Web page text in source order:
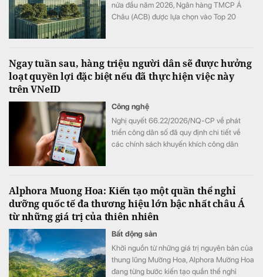
hàng đầu Hàn Quốc đã định hình thành
công.
nửa đầu năm 2026, Ngân hàng TMCP Á
Châu (ACB) được lựa chọn vào Top 20
nhận những bước tiến của ACB trong việc
xây dựng nền tảng tăng trưởng dài hạn, từ
tin.
Ngay tuần sau, hàng triệu người dân sẽ được hưởng
loạt quyền lợi đặc biệt nếu đã thực hiện việc này
trên VNeID
Công nghệ
Nghị quyết 66.22/2026/NQ-CP về phát
triển công dân số đã quy định chi tiết về
các chính sách khuyến khích công dân
Alphora Muong Hoa: Kiến tạo một quần thể nghỉ
dưỡng quốc tế đa thương hiệu lớn bậc nhất châu Á
từ những giá trị của thiên nhiên
Bất động sản
Khởi nguồn từ những giá trị nguyên bản của
thung lũng Mường Hoa, Alphora Mường Hoa
đang từng bước kiến tạo quần thể nghỉ